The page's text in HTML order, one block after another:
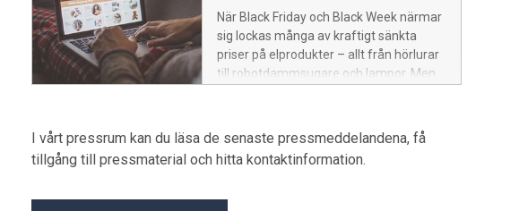
När Black Friday och Black Week närmar
sig lockas många av kraftigt sänkta
priser på elprodukter – allt från hörlurar
till robotdammsugare och lampor. Men
uppmanar alla konsumenter att tänka
ett steg längre innan de handlar.
I vårt pressrum kan du läsa de senaste pressmeddelandena, få
tillgång till pressmaterial och hitta kontaktinformation.